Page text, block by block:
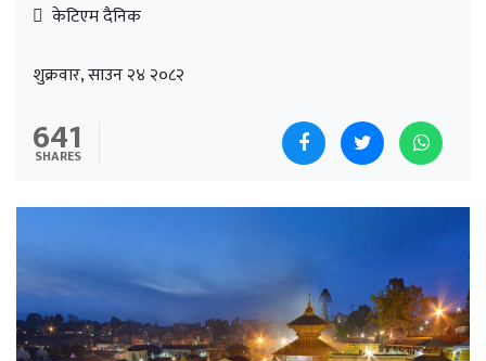
केटिएम दैनिक
शुक्रवार, साउन २४ २०८२
641
SHARES